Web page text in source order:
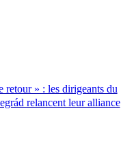
retour » : les dirigeants du
relancent leur alliance